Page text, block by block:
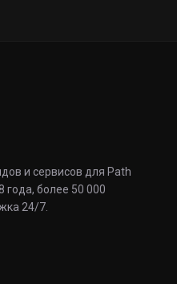
и сервисов для Path
года, более 50 000
24/7.